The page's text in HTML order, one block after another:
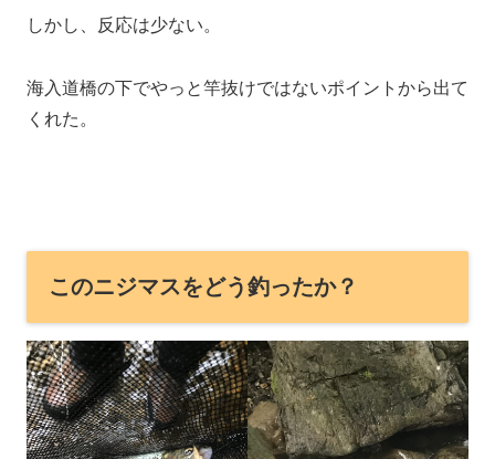
しかし、反応は少ない。
海入道橋の下でやっと竿抜けではないポイントから出て
くれた。
このニジマスをどう釣ったか？